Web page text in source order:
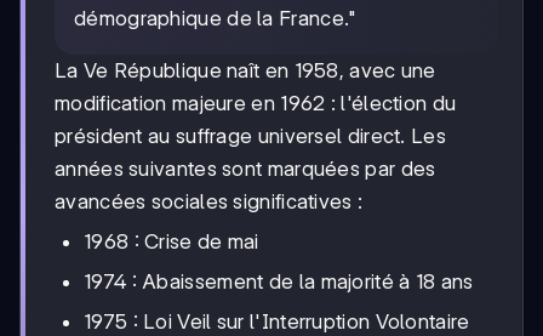
démographique de la France."
La Ve République naît en 1958, avec une
modification majeure en 1962 : l'élection du
président au suffrage universel direct. Les
années suivantes sont marquées par des
avancées sociales significatives :
1968 : Crise de mai
1974 : Abaissement de la majorité à 18 ans
1975 : Loi Veil sur l'Interruption Volontaire